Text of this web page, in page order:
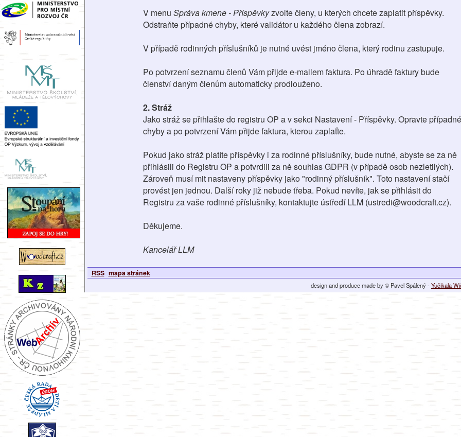
V menu Správa kmene - Příspěvkyzvolte členy, u kterých chcete zaplatit příspěvky.
Odstraňte případné chyby, které validátor u každého člena zobrazí.
V případě rodinných příslušníků je nutné uvést jméno člena, který rodinu zastupuje.
Po potvrzení seznamu členů Vám přijde e-mailem faktura. Po úhradě faktury bude
členství daným členům automaticky prodlouženo.
2. Stráž
Jako stráž se přihlašte do registru OP a v sekci Nastavení - Příspěvky. Opravte případné
chyby a po potvrzení Vám přijde faktura, kterou zaplaťte.
Pokud jako stráž platíte příspěvky i za rodinné příslušníky, bude nutné, abyste se za ně
přihlásili do Registru OP a potvrdili za ně souhlas GDPR (v případě osob nezletilých).
Zároveň musí mit nastaveny příspěvky jako "rodinný příslušník". Toto nastavení stačí
provést jen jednou. Další roky již nebude třeba. Pokud nevíte, jak se přihlásit do
Registru za vaše rodinné příslušníky, kontaktujte ústředí LLM (ustredi@woodcraft.cz).
Děkujeme.
Kancelář LLM
RSS mapa stránek
design and produce made by © Pavel Spálený -Yučikala